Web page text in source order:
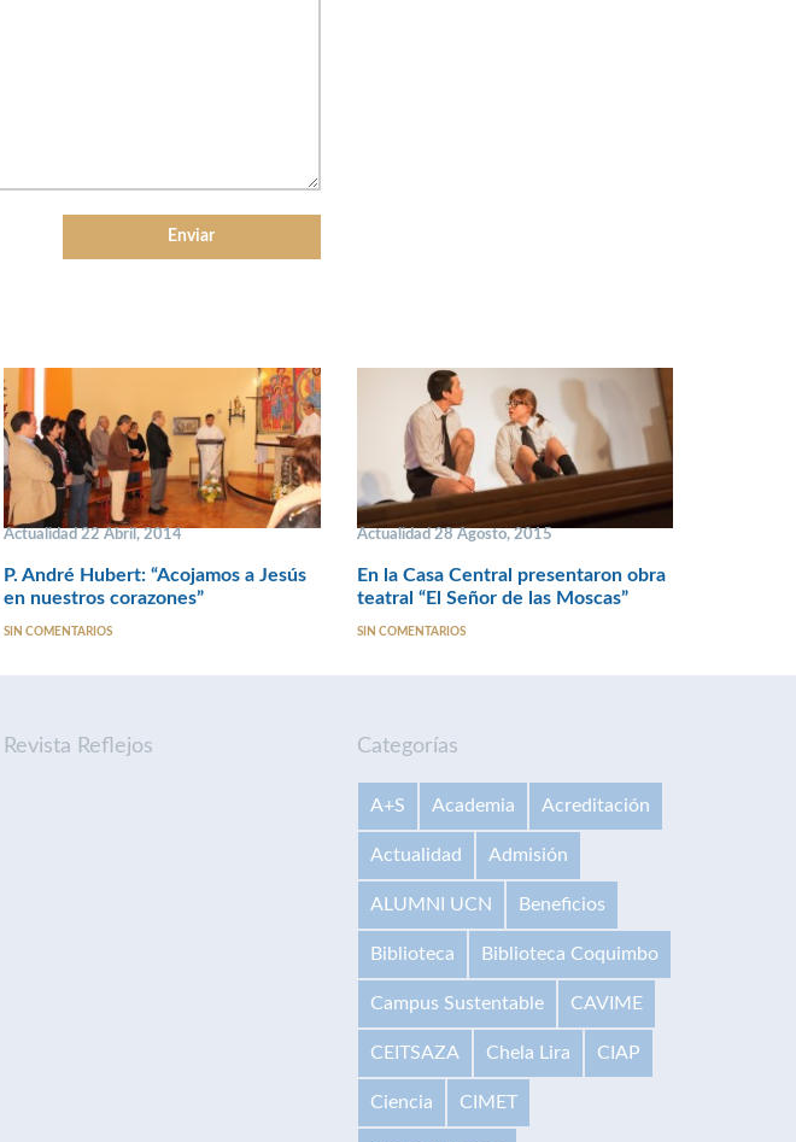
Actualidad 22 Abril, 2014
P. André Hubert: “Acojamos a Jesús
en nuestros corazones”
SIN COMENTARIOS
Actualidad 28 Agosto, 2015
En la Casa Central presentaron obra
teatral “El Señor de las Moscas”
SIN COMENTARIOS
Revista Reflejos Categorías
A+S Academia Acreditación
Actualidad Admisión
ALUMNI UCN Beneficios
Biblioteca Biblioteca Coquimbo
Campus Sustentable CAVIME
CEITSAZA Chela Lira CIAP
Ciencia CIMET